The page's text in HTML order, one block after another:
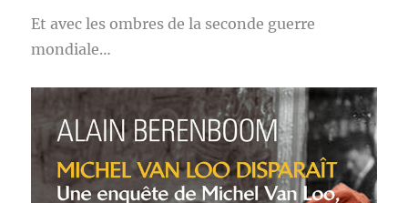
Et avec les ombres de la seconde guerre
mondiale…